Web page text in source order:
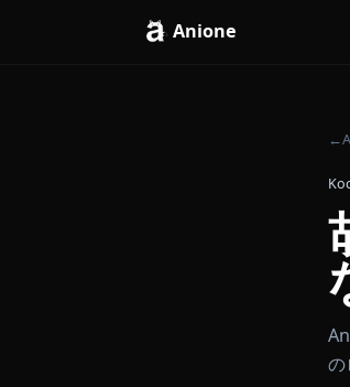
Anione